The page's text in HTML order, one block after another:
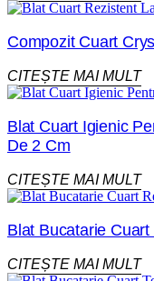
Compozit Cuart
CITEȘTE MAI MULT
Blat Cuart Igienic
De 2 Cm
CITEȘTE MAI MULT
Blat Bucatarie
CITEȘTE MAI MULT